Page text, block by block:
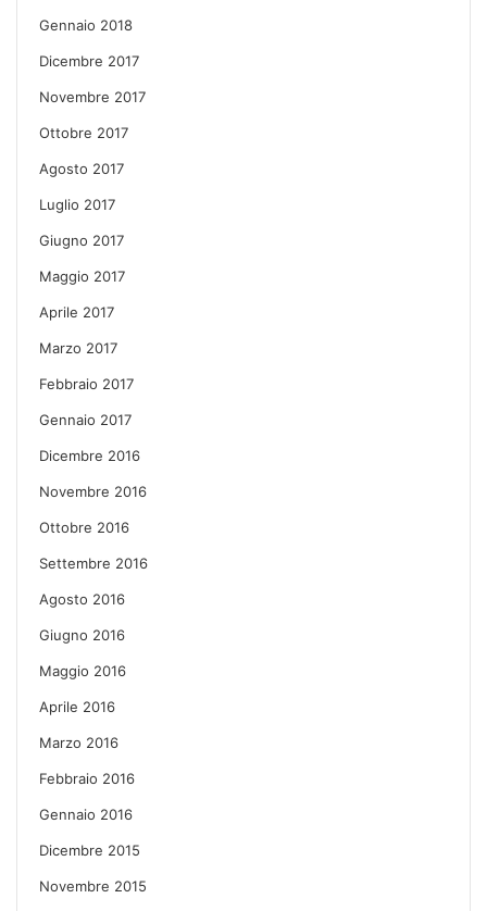
Gennaio 2018
Dicembre 2017
Novembre 2017
Ottobre 2017
Agosto 2017
Luglio 2017
Giugno 2017
Maggio 2017
Aprile 2017
Marzo 2017
Febbraio 2017
Gennaio 2017
Dicembre 2016
Novembre 2016
Ottobre 2016
Settembre 2016
Agosto 2016
Giugno 2016
Maggio 2016
Aprile 2016
Marzo 2016
Febbraio 2016
Gennaio 2016
Dicembre 2015
Novembre 2015